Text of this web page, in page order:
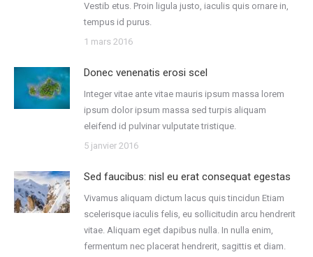
Vestib etus. Proin ligula justo, iaculis quis ornare in,
tempus id purus.
1 mars 2016
Donec venenatis erosi scel
Integer vitae ante vitae mauris ipsum massa lorem
ipsum dolor ipsum massa sed turpis aliquam
eleifend id pulvinar vulputate tristique.
5 janvier 2016
Sed faucibus: nisl eu erat consequat egestas
Vivamus aliquam dictum lacus quis tincidun Etiam
scelerisque iaculis felis, eu sollicitudin arcu hendrerit
vitae. Aliquam eget dapibus nulla. In nulla enim,
fermentum nec placerat hendrerit, sagittis et diam.